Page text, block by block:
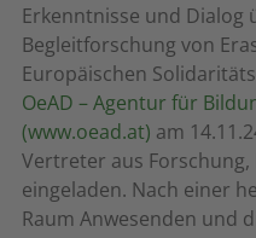
Erkenntnisse und Dialog
Begleitforschung von
Europäischen
OeAD – Agentur für
(www.oead.at) am
Vertreter aus
eingeladen. Nach einer
Raum Anwesenden und